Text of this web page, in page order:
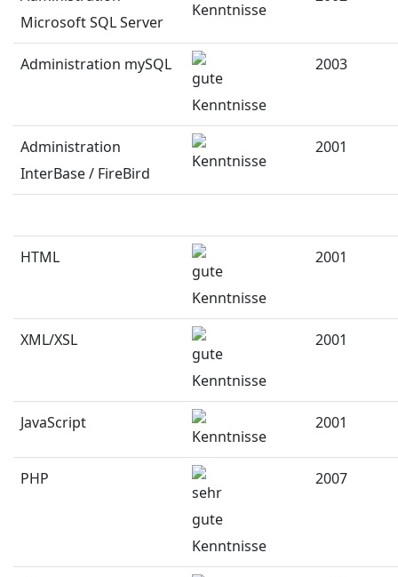
Microsoft SQL Server
Administration mySQL 2003
Administration
InterBase / FireBird
2001
HTML 2001
XML/XSL 2001
JavaScript 2001
PHP 2007